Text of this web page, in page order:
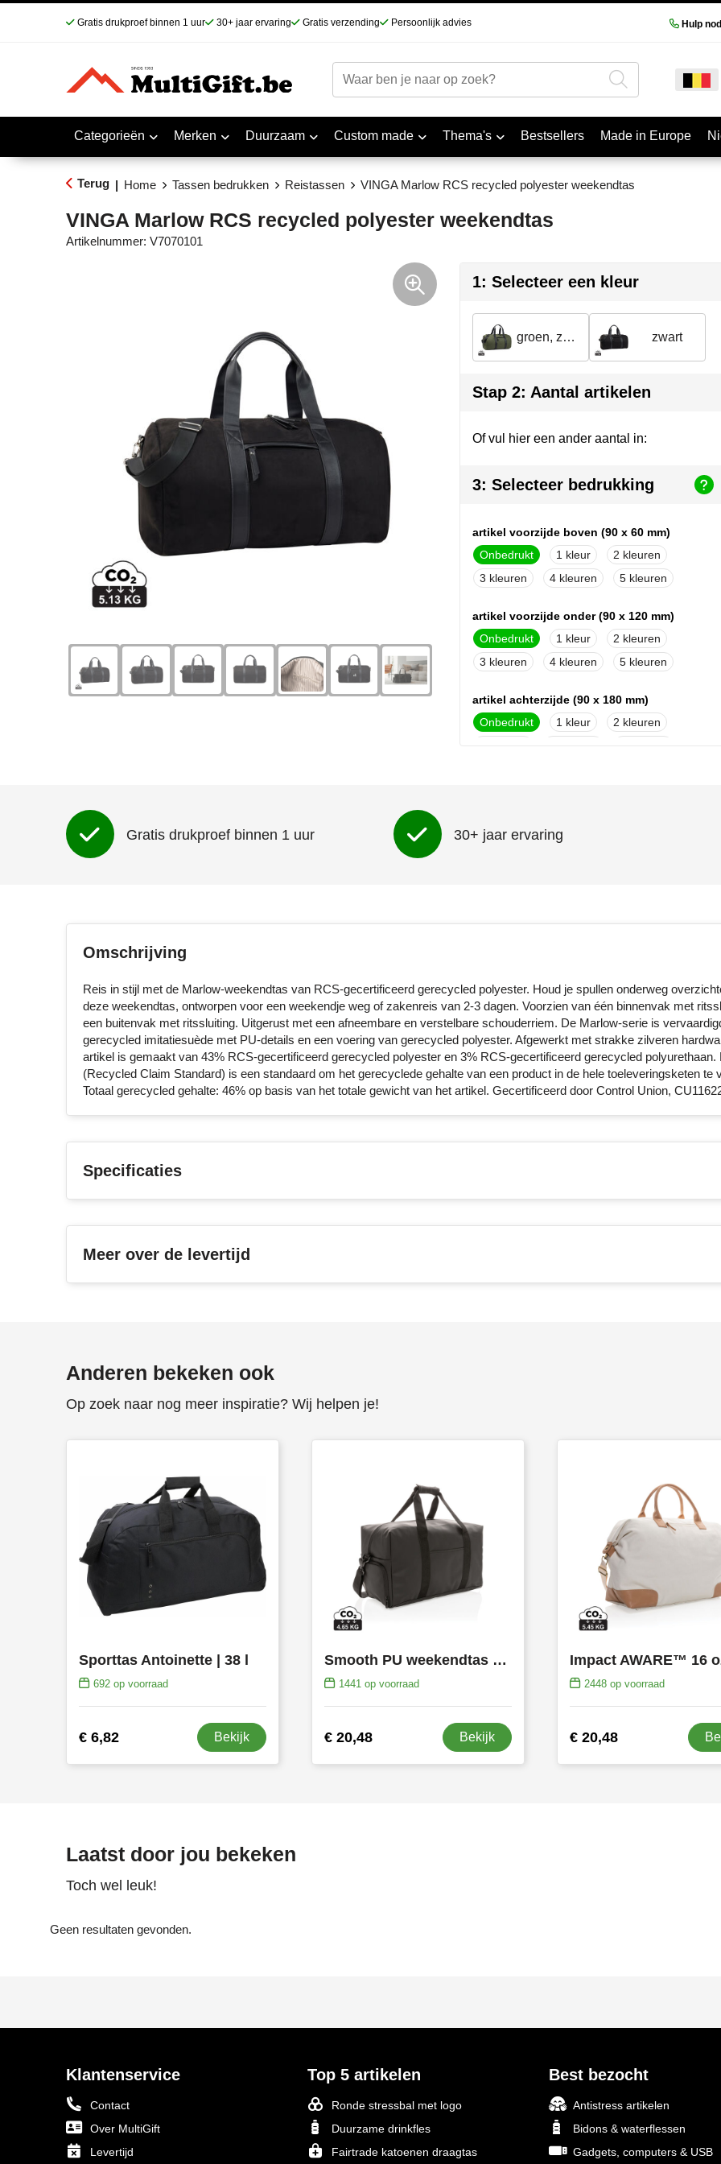
Gratis drukproef binnen 1 uur 30+ jaar ervaring Gratis verzending Persoonlijk advies Hulp
Categorieën Merken Duurzaam Custom made Thema's Bestsellers Made in Europe
Terug | Home Tassen bedrukken Reistassen VINGA Marlow RCS recycled polyester weekendtas
VINGA Marlow RCS recycled polyester weekendtas
Artikelnummer: V7070101
1: Selecteer een kleur
groen, zwart zwart
Stap 2: Aantal artikelen
Of vul hier een ander aantal in:
3: Selecteer bedrukking
artikel voorzijde boven (90 x 60 mm)
Onbedrukt
1
2
3
4 5
artikel voorzijde onder (90 x 120 mm)
Onbedrukt
1
2
3
4 5
artikel achterzijde (90 x 180 mm)
Onbedrukt
1
2
Gratis drukproef binnen 1 uur 30+ jaar ervaring
Omschrijving
Reis in stijl met de Marlow-weekendtas van RCS-gecertificeerd gerecycled polyester. Houd je spullen onderweg
deze weekendtas, ontworpen voor een weekendje weg of zakenreis van 2-3 dagen. Voorzien van één binnenvak met
een buitenvak met ritssluiting. Uitgerust met een afneembare en verstelbare schouderriem. De Marlow-serie is
gerecycled imitatiesuède met PU-details en een voering van gerecycled polyester. Afgewerkt met strakke zilveren
artikel is gemaakt van 43% RCS-gecertificeerd gerecycled polyester en 3% RCS-gecertificeerd gerecycled polyurethaan.
(Recycled Claim Standard) is een standaard om het gerecyclede gehalte van een product in de hele toeleveringsketen te
Totaal gerecycled gehalte: 46% op basis van het totale gewicht van het artikel. Gecertificeerd door Control Union,
Specificaties
Meer over de levertijd
Anderen bekeken ook
Op zoek naar nog meer inspiratie? Wij helpen je!
Sporttas Antoinette | 38 l
692op voorraad
€ 6,82 Bekijk
Smooth PU weekendtas PVC-vrij
1441op voorraad
€ 20,48 Bekijk
2448 op voorraad
€ 20,48
Laatst door jou bekeken
Toch wel leuk!
Geen resultaten gevonden.
Klantenservice
Contact
Over MultiGift
Levertijd
Top 5 artikelen
Ronde stressbal met logo
Duurzame drinkfles
Fairtrade katoenen draagtas
Best bezocht
Antistress artikelen
Bidons & waterflessen
Gadgets, computers & USB